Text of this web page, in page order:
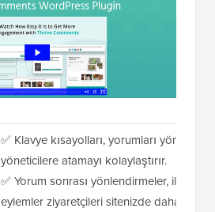
✅ Klavye kısayolları, yorumları
yöneticilere atamayı kolaylaştırır.
✅ Yorum sonrası yönlendirmeler, ilgili
eylemler ziyaretçileri sitenizde daha uzun